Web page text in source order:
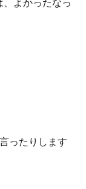
よかったなっ
ったりします